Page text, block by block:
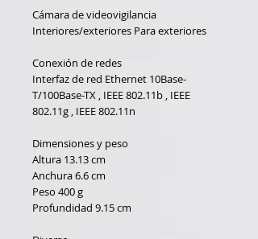
Cámara de videovigilancia
Interiores/exteriores Para exteriores
Conexión de redes
Interfaz de red Ethernet 10Base-
T/100Base-TX , IEEE 802.11b , IEEE
802.11g , IEEE 802.11n
Dimensiones y peso
Altura 13.13 cm
Anchura6.6 cm
Peso 400 g
Profundidad 9.15 cm